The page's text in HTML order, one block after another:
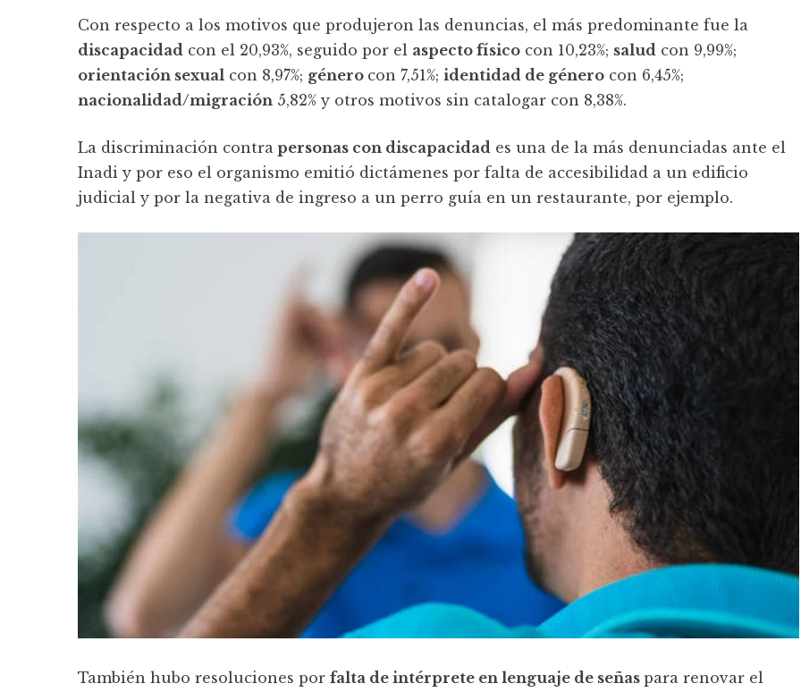
Con respecto a los motivos que produjeron las denuncias, el más predominante fue la
discapacidad con el 20,93%, seguido por el aspecto físico con 10,23%; salud con 9,99%;
orientación sexual con 8,97%; género con 7,51%; identidad de género con 6,45%;
nacionalidad/migración 5,82% y otros motivos sin catalogar con 8,38%.
La discriminación contra personas con discapacidad es una de la más denunciadas ante el
Inadi y por eso el organismo emitió dictámenes por falta de accesibilidad a un edificio
judicial y por la negativa de ingreso a un perro guía en un restaurante, por ejemplo.
También hubo resoluciones por falta de intérprete en lenguaje de señas para renovar el